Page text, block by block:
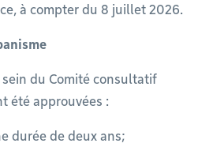
à compter du 8 juillet 2026.
du Comité consultatif
été approuvées :
durée de deux ans;